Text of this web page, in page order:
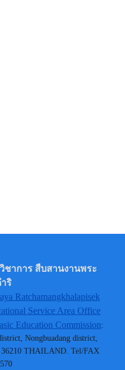
าการ สืบสานงานพระ
ริ
Ratchamangkhalapisek
Service Area Office
Education Commission:
Nongbuadang district,
36210 THAILAND. Tel/FAX